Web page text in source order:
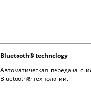
Bluetooth® technology
Автоматическая передача с
Bluetooth® технологии.